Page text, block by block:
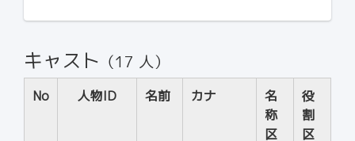
キャスト （17 人）
No 人物ID 名前 カナ
名
称
区
役
割
区